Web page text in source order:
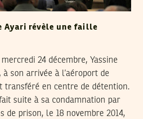
Ayari révèle une faille
24 décembre, Yassine
son arrivée à l’aéroport de
transféré en centre de détention.
suite à sa condamnation par
de prison, le 18 novembre 2014,